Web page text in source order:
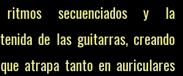
secuenciados y la
de las guitarras, creando
atrapa tanto en auriculares